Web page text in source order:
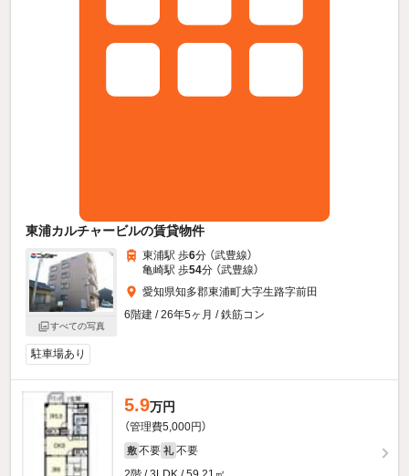
東浦カルチャービルの賃貸物件
すべての写真
東浦駅 歩6分 （武豊線）
亀崎駅 歩54分 （武豊線）
愛知県知多郡東浦町大字生路字前田
6階建 / 26年5ヶ月 / 鉄筋コン
駐車場あり
5.9万円
（管理費5,000円）
敷 不要 礼 不要